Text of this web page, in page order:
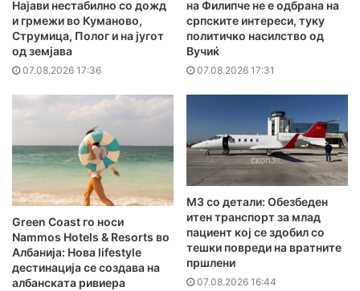
Најави нестабилно со дожд
и грмежи во Куманово,
Струмица, Полог и на југот
од земјава
07.08.2026 17:36
на Филипче не е одбрана на
српските интереси, туку
политичко насилство од
Вучиќ
07.08.2026 17:31
Green Coast го носи
Nammos Hotels & Resorts во
Албанија: Нова lifestyle
дестинација се создава на
албанската ривиера
MЗ со детали: Обезбеден
итен транспорт за млад
пациент кој се здобил со
тешки повреди на вратните
пршлени
07.08.2026 16:44